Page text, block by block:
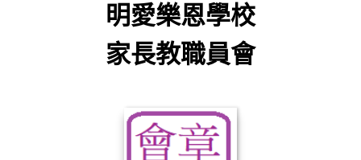
明愛樂恩學校
家長教職員會